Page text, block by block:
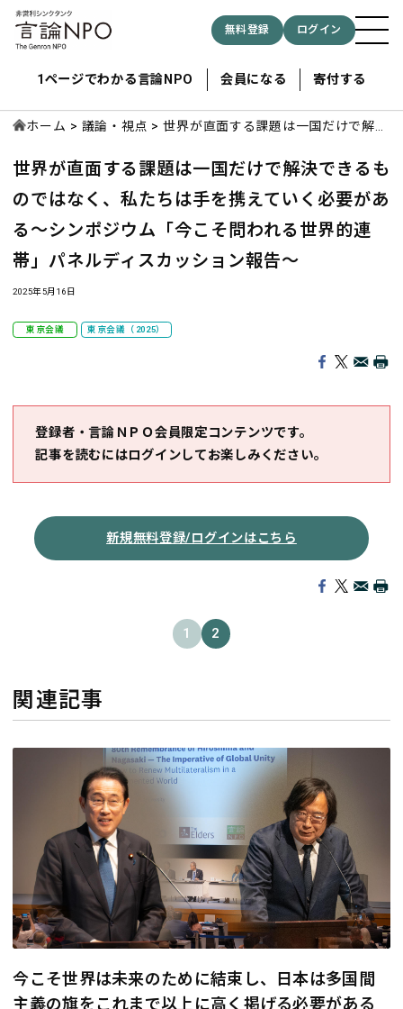
無料登録 ログイン
1ページでわかる言論NPO 会員になる 寄付する
検索
ホーム 議論・視点
世界が直面する課題は一国だけで解決
えていく必要がある～シンポジウム
「今こそ問われる世界的連帯」パネル
世界が直面する課題は一国だけで解決できるも
のではなく、私たちは手を携えていく必要があ
る～シンポジウム「今こそ問われる世界的連
帯」パネルディスカッション報告～
2025年5月16日
東京会議 東京会議（2025）
登録者・言論ＮＰＯ会員限定コンテンツです。
記事を読むにはログインしてお楽しみください。
新規無料登録/ログインはこちら
1 2
関連記事
今こそ世界は未来のために結束し、日本は多国間
主義の旗をこれまで以上に高く掲げる必要がある